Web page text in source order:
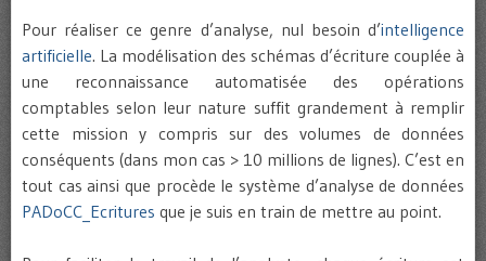
Pour réaliser ce genre d’analyse, nul besoin d’intelligence
artificielle. La modélisation des schémas d’écriture couplée à
une reconnaissance automatisée des opérations
comptables selon leur nature suffit grandement à remplir
cette mission y compris sur des volumes de données
conséquents (dans mon cas > 10 millions de lignes). C’est en
tout cas ainsi que procède le système d’analyse de données
PADoCC_Ecritures que je suis en train de mettre au point.